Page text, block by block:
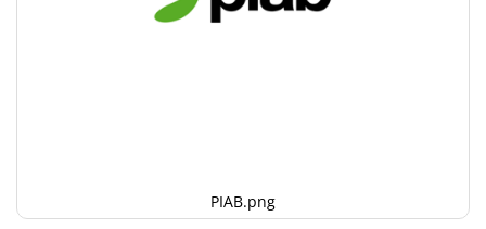
PIAB.png